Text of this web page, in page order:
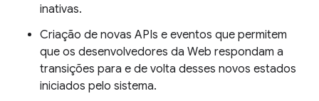
inativas.
Criação de novas APIs e eventos que permitem
que os desenvolvedores da Web respondam a
transições para e de volta desses novos estados
iniciados pelo sistema.